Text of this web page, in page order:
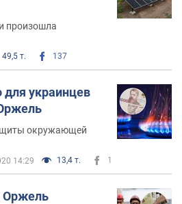
произошла
49,5 т. 137
для украинцев
окружающей
14:29 13,4 т. 1
Оржель